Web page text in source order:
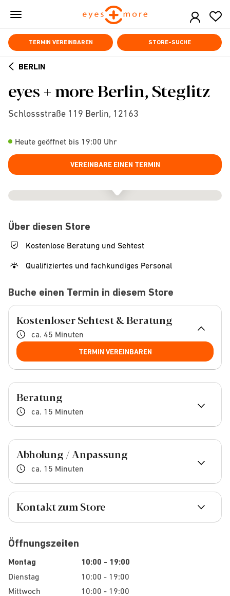
Skip
content
TERMIN VEREINBAREN STORE-SUCHE
BERLIN
eyes + more Berlin, Steglitz
Schlossstraße 119 Berlin, 12163
Heute geöffnet bis 19:00 Uhr
VEREINBARE EINEN TERMIN
Über diesen Store
Kostenlose Beratung und Sehtest
Qualifiziertes und fachkundiges Personal
Buche einen Termin in diesem Store
Kostenloser Sehtest & Beratung
ca. 45 Minuten
TERMIN VEREINBAREN
Beratung
ca. 15 Minuten
Abholung / Anpassung
ca. 15 Minuten
Kontakt zum Store
Öffnungszeiten
Montag 10:00 - 19:00
Dienstag
10:00 - 19:00
Mittwoch
10:00 - 19:00